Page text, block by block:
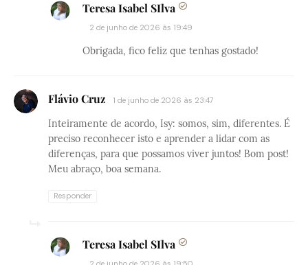
Teresa Isabel SIlva
2 de junho de 2026 às 19:49
Obrigada, fico feliz que tenhas gostado!
Flávio Cruz 1 de junho de 2026 às 23:47
Inteiramente de acordo, Isy: somos, sim, diferentes. É
preciso reconhecer isto e aprender a lidar com as
diferenças, para que possamos viver juntos! Bom post!
Meu abraço, boa semana.
Responder
Teresa Isabel SIlva